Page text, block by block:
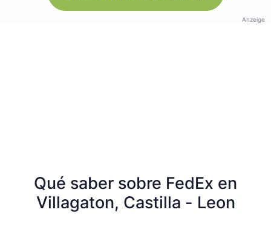
Anzeige
Qué saber sobre FedEx en
Villagaton, Castilla - Leon